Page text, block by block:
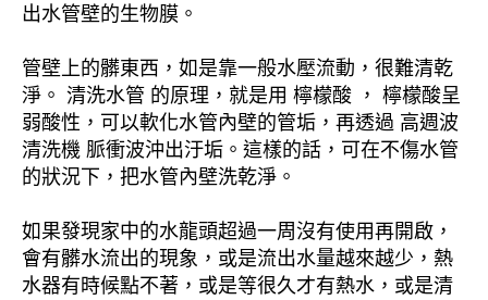
出水管壁的生物膜。
管壁上的髒東西，如是靠一般水壓流動，很難清乾
淨。 清洗水管 的原理，就是用 檸檬酸 ， 檸檬酸呈
弱酸性，可以軟化水管內壁的管垢，再透過 高週波
清洗機 脈衝波沖出汙垢。這樣的話，可在不傷水管
的狀況下，把水管內壁洗乾淨。
如果發現家中的水龍頭超過一周沒有使用再開啟，
會有髒水流出的現象，或是流出水量越來越少，熱
水器有時候點不著，或是等很久才有熱水，或是清